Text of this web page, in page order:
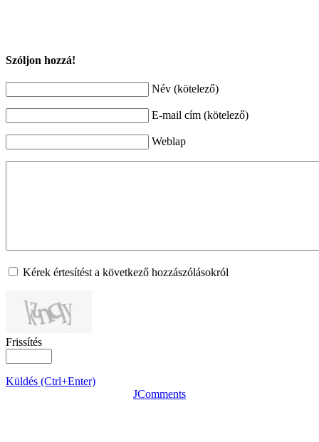
Szóljon hozzá!
Név (kötelező)
E-mail cím (kötelező)
Weblap
Kérek értesítést a következő hozzászólásokról
Frissítés
Küldés (Ctrl+Enter)
JComments